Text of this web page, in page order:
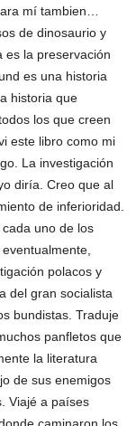
mí tambien…
de dinosaurio y
es la preservación
es una historia
historia que
los que creen
este libro como mi
La investigación
diría. Creo que al
de inferioridad.
uno de los
polacos y
del gran socialista
bundistas. Traduje
panfletos que
la literatura
de sus enemigos
Viajé a países